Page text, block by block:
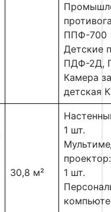
ППФ-700
Детские
ПДФ-2Д,
Камера
детская
30,8 м²
1 шт.
1 шт.